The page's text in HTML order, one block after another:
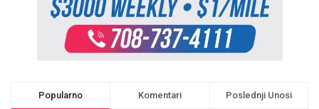
Popularno Komentari Poslednji Unosi